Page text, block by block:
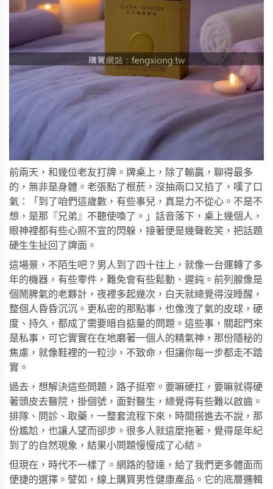
前兩天，和幾位老友打牌。牌桌上，除了輸贏，聊得最多
的，無非是身體。老張點了根菸，沒抽兩口又掐了，嘆了口
氣：「到了咱們這歲數，有些事兒，真是力不從心。不是不
想，是那『兄弟』不聽使喚了。」話音落下，桌上幾個人，
眼神裡都有些心照不宣的閃躲，接著便是幾聲乾笑，把話題
硬生生扯回了牌面。
這場景，不陌生吧？男人到了四十往上，就像一台運轉了多
年的機器，有些零件，難免會有些鬆動、遲鈍。前列腺像是
個鬧脾氣的老夥計，夜裡多起幾次，白天就總覺得沒睡醒，
整個人昏昏沉沉。更私密的那點事，也像洩了氣的皮球，硬
度、持久，都成了需要暗自掂量的問題。這些事，關起門來
是私事，可它實實在在地磨著一個人的精氣神，那份隱秘的
焦慮，就像鞋裡的一粒沙，不致命，但讓你每一步都走不踏
實。
過去，想解決這些問題，路子挺窄。要嘛硬扛，要嘛就得硬
著頭皮去醫院，掛個號，面對醫生，總覺得有些難以啟齒。
排隊、問診、取藥，一整套流程下來，時間搭進去不說，那
份尷尬，也讓人望而卻步。很多人就這麼拖著，覺得是年紀
到了的自然現象，結果小問題慢慢成了心結。
但現在，時代不一樣了。網路的發達，給了我們更多體面而
便捷的選擇。譬如，線上購買男性健康產品。它的底層邏輯